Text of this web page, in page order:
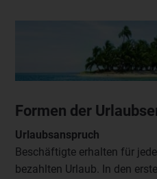
Formen der
Urlaubsanspruch
Beschäftigte erhalten für
bezahlten Urlaub. In den